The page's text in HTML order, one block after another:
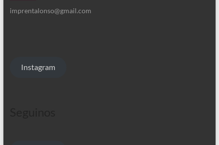
imprentalonso@gmail.com
Instagram